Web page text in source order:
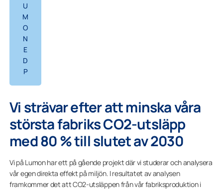
U
M
O
N
E
D
P
Vi strävar efter att minska våra
största fabriks CO2-utsläpp
med 80 % till slutet av 2030
Vi på Lumon har ett på gående projekt där vi studerar och analysera
vår egen direkta effekt på miljön. I resultatet av analysen
framkommer det att CO2-utsläppen från vår fabriksproduktion i